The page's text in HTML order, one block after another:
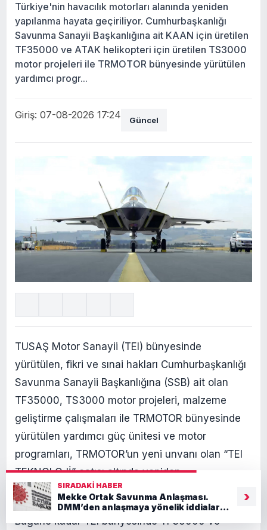
Türkiye'nin havacılık motorları alanında yeniden
yapılanma hayata geçiriliyor. Cumhurbaşkanlığı
Savunma Sanayii Başkanlığına ait KAAN için üretilen
TF35000 ve ATAK helikopteri için üretilen TS3000
motor projeleri ile TRMOTOR bünyesinde yürütülen
yardımcı progr...
Giriş: 07-08-2026 17:24 Güncel
TUSAŞ Motor Sanayii (TEI) bünyesinde
yürütülen, fikri ve sınai hakları Cumhurbaşkanlığı
Savunma Sanayii Başkanlığına (SSB) ait olan
TF35000, TS3000 motor projeleri, malzeme
geliştirme çalışmaları ile TRMOTOR bünyesinde
yürütülen yardımcı güç ünitesi ve motor
programları, TRMOTOR’un yeni unvanı olan “TEI
TEKNOLOJİ” çatısı altında yeniden
yapılandırılacak.
Bugüne kadar TEI bünyesinde TF35000 ve
SIRADAKI HABER
Mekke Ortak Savunma Anlaşması.
DMM’den anlaşmaya yönelik iddialara
›